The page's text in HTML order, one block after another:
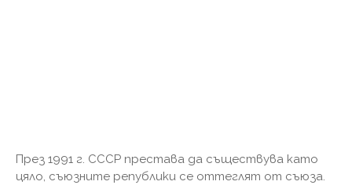
През 1991 г. СССР престава да съществува като
цяло, съюзните републики се оттеглят от съюза.